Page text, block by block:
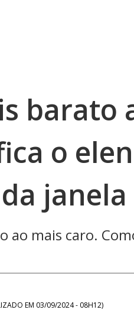
barato
o
janela
ao mais caro.
EM 03/09/2024 - 08H12)